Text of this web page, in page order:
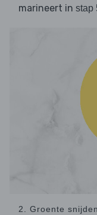
marineert in stap
2. Groente snijden